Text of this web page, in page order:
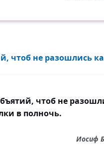
меньшее зло будет
большему и народ
о болезни
так близки к отраве.
чтоб не разошлись
чтоб не
в полночь.
Иосиф